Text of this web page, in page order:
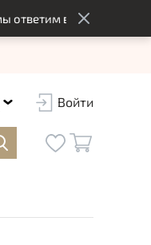
вам в оптимальный
Войти